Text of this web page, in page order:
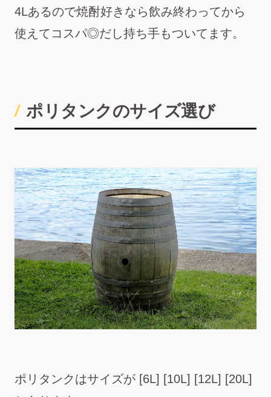
4Lあるので焼酎好きなら飲み終わってから
使えてコスパ◎だし持ち手もついてます。
ポリタンクのサイズ選び
ポリタンクはサイズが [6L] [10L] [12L] [20L]